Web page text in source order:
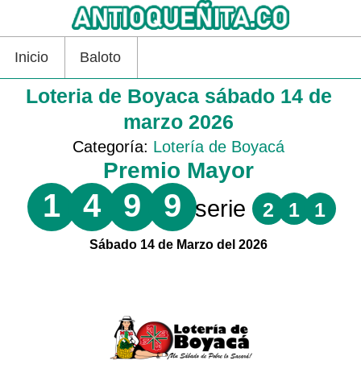
Inicio Baloto
Loteria de Boyaca sábado 14 de
marzo 2026
Categoría: Lotería de Boyacá
Premio Mayor
1 4 9 9 serie 2 1 1
Sábado 14 de Marzo del 2026